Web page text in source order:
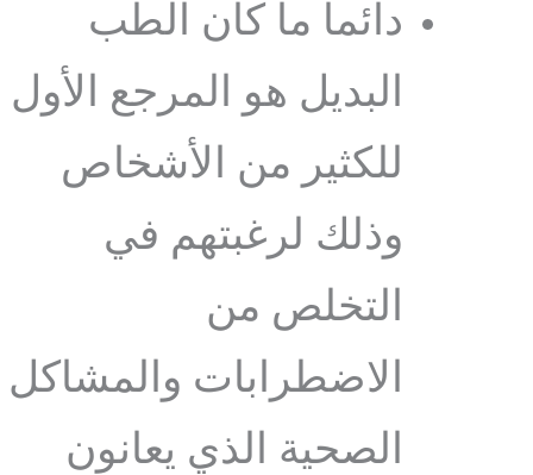
دائما ما كان الطب
البديل هو المرجع الأول
للكثير من الأشخاص
وذلك لرغبتهم في
التخلص من
الاضطرابات والمشاكل
الصحية الذي يعانون